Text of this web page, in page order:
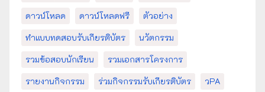
ดาวน์โหลด
ดาวน์โหลดฟรี
ตัวอย่าง
ทำแบบทดสอบรับเกียรติบัตร
นวัตกรรม
รวมข้อสอบนักเรียน
รวมเอกสารโครงการ
รายงานกิจกรรม
ร่วมกิจกรรมรับเกียรติบัตร
วPA